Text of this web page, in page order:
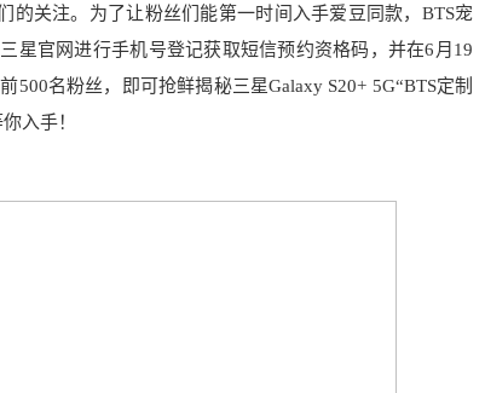
的关注。为了让粉丝们能第一时间入手爱豆同款，BTS宠
星官网进行手机号登记获取短信预约资格码，并在6月19
500名粉丝，即可抢鲜揭秘三星Galaxy S20+ 5G“BTS定制
入手！